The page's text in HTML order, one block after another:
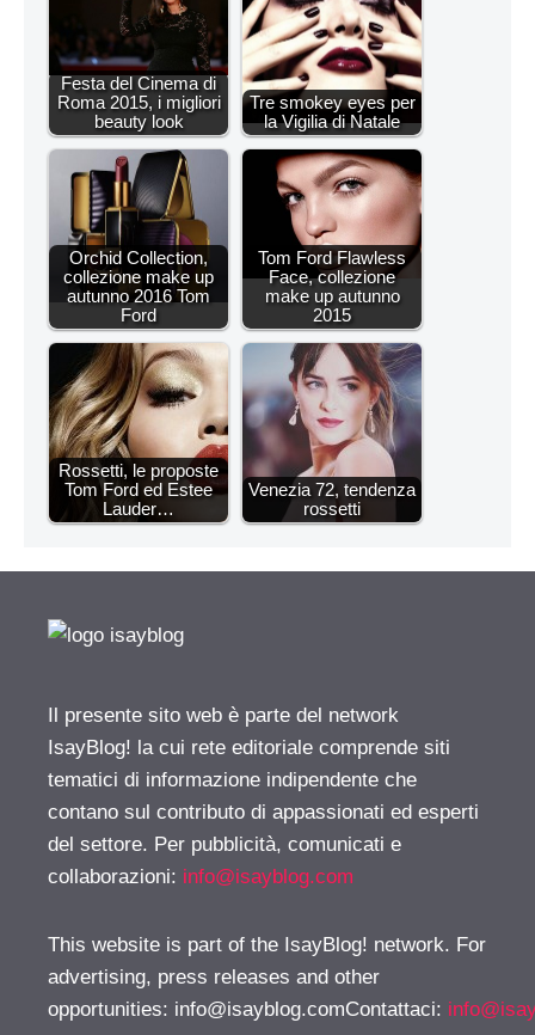
Festa del Cinema di
Roma 2015, i migliori
beauty look
Tre smokey eyes per
la Vigilia di Natale
Orchid Collection,
collezione make up
autunno 2016 Tom
Ford
Tom Ford Flawless
Face, collezione
make up autunno
2015
Rossetti, le proposte
Tom Ford ed Estee
Lauder…
Venezia 72, tendenza
rossetti
Il presente sito web è parte del network
IsayBlog! la cui rete editoriale comprende siti
tematici di informazione indipendente che
contano sul contributo di appassionati ed esperti
del settore. Per pubblicità, comunicati e
collaborazioni: info@isayblog.com
This website is part of the IsayBlog! network. For
advertising, press releases and other
opportunities: info@isayblog.comContattaci: